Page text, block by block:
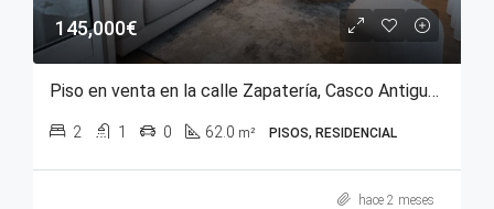
145,000€
Piso en venta en la calle Zapatería, Casco Antiguo de Vitoria-Gasteiz
2 1 0 62.0 m² PISOS, RESIDENCIAL
hace 2 meses